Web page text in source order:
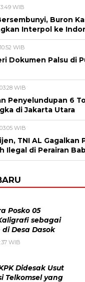
WIB
Buron
Interpol ke
WIB
Dokumen Palsu di
WIB
Penyelundupan 6
di Jakarta Utara
WIB
TNI AL Gagalkan
Ilegal di Perairan
Posko 05
sebagai
Desa Dasok
WIB
Didesak Usut
Telkomsel yang